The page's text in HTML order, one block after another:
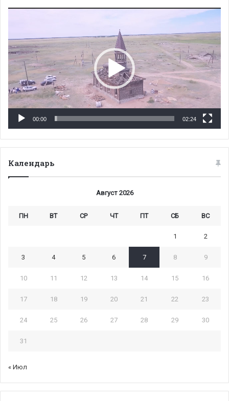
00:00 02:24
Календарь
Август 2026
ПН ВТ СР ЧТ ПТ СБ ВС
1 2
3 4 5 6 7 8 9
10 11 12 13 14 15 16
17 18 19 20 21 22 23
24 25 26 27 28 29 30
31
« Июл